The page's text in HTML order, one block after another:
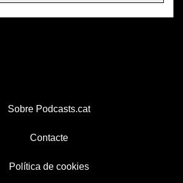
Sobre Podcasts.cat
Contacte
Política de cookies